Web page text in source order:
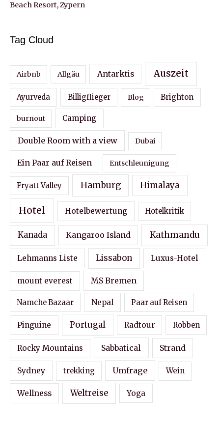
Bezau
Beach Resort, Zypern
Tag Cloud
Airbnb Allgäu Antarktis Auszeit
Ayurveda Billigflieger Blog Brighton
burnout Camping
Double Room with a view Dubai
Ein Paar auf Reisen Entschleunigung
Fryatt Valley Hamburg Himalaya
Hotel Hotelbewertung Hotelkritik
Kanada Kangaroo Island Kathmandu
Lehmanns Liste Lissabon Luxus-Hotel
mount everest MS Bremen
Namche Bazaar Nepal Paar auf Reisen
Pinguine Portugal Radtour Robben
Rocky Mountains Sabbatical Strand
Sydney trekking Umfrage Wein
Wellness Weltreise Yoga